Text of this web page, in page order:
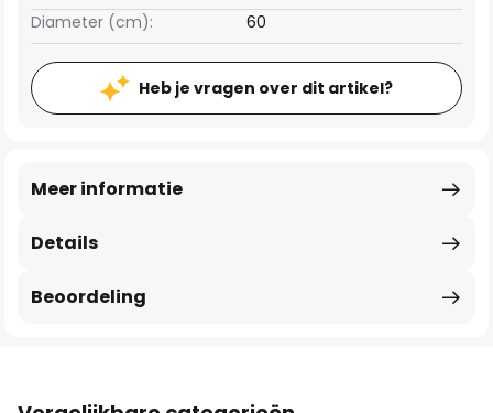
Diameter (cm):
60
Heb je vragen over dit artikel?
Details
Meer informatie
Beoordeling